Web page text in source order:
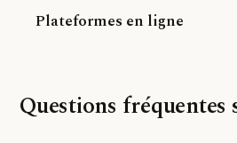
Plateformes en ligne
Questions fréquentes